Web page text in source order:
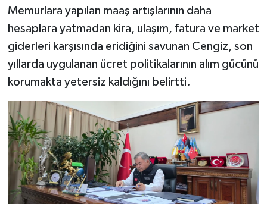
Memurlara yapılan maaş artışlarının daha
hesaplara yatmadan kira, ulaşım, fatura ve market
giderleri karşısında eridiğini savunan Cengiz, son
yıllarda uygulanan ücret politikalarının alım gücünü
korumakta yetersiz kaldığını belirtti.